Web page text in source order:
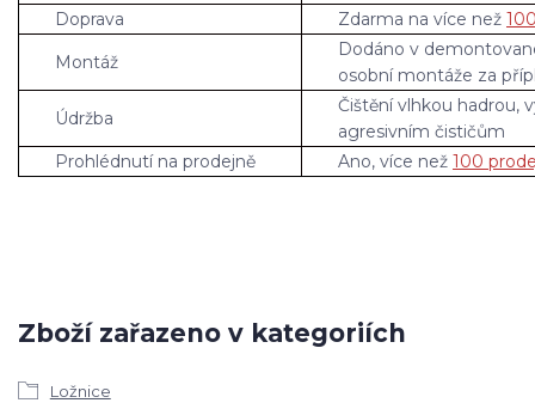
Doprava
Zdarma na více než
Montáž
Dodáno v
osobní montáže za
Údržba
Čištění vlhkou hadrou,
agresivním čističům
Prohlédnutí na prodejně
Ano, více než 100
Zboží zařazeno v kategoriích
Ložnice